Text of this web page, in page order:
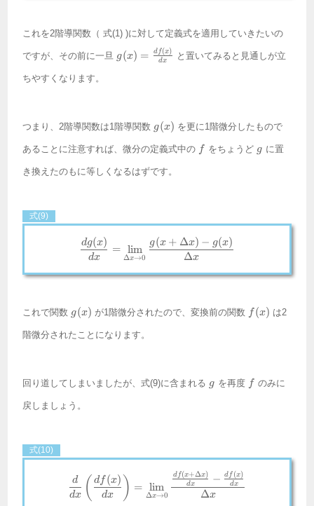
これを2階導関数（ 式(1) )に対して定義式を適用していきたいの
ですが、その前に一旦
g(x) =
\frac{df(x)}
g(x) = dx
df(x) と置いてみると見通しが立
ちやすくなります。
つまり、2階導関数は1階導関数 g(x)
g(x) を更に1階微分したもので
あることに注意すれば、微分の定義式中の ff をちょうど g
g に置
き換えたのもに等しくなるはずです。
式(9)
\frac{dg(x)}{dx} =
dx
dg(x)
=
Δx→0
lim
Δx
g(x + Δx) − g(x)
これで関数 g(x)
g(x) が1階微分されたので、変換前の関数 f(x)
f (x) は2
階微分されたことになります。
回り道してしまいましたが、式(9)に含まれる g
g を再度 ff のみに
戻しましょう。
式(10)
dx
d ( dx
df (x) ) =
Δx→0
lim
Δx
dx
df(x+Δx) − dx
df (x)